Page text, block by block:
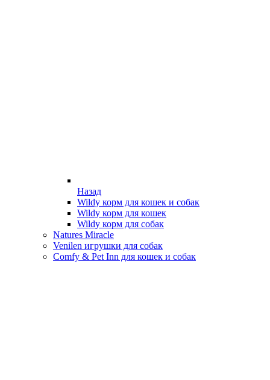
Назад
Wildy корм для кошек и собак
Wildy корм для кошек
Wildy корм для собак
Natures Miracle
Venilen игрушки для собак
Comfy & Pet Inn для кошек и собак